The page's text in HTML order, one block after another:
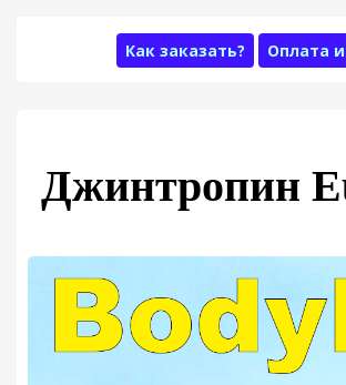
Как заказать? Оплата
Джинтропин